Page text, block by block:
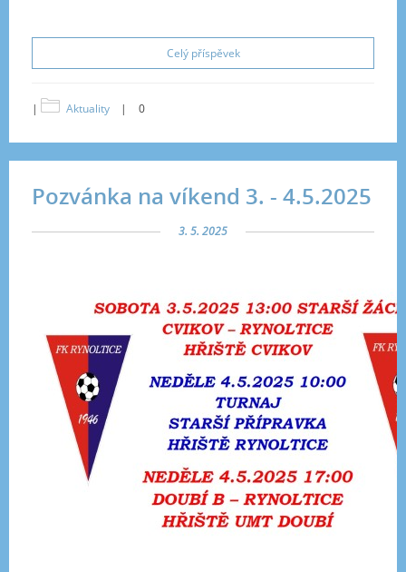
Celý příspěvek
| Aktuality | 0
Pozvánka na víkend 3. - 4.5.2025
3. 5. 2025